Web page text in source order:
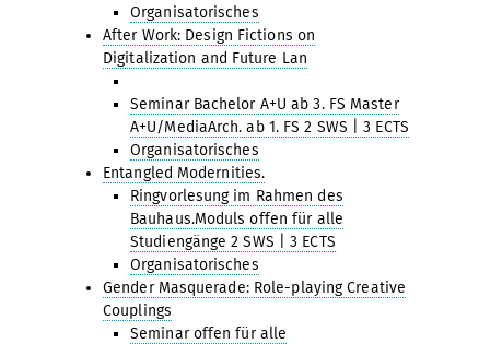
Organisatorisches
After Work: Design Fictions on
Digitalization and Future Lan
Seminar Bachelor A+U ab 3. FS Master
A+U/MediaArch. ab 1. FS 2 SWS | 3 ECTS
Organisatorisches
Entangled Modernities.
Ringvorlesung im Rahmen des
Bauhaus.Moduls offen für alle
Studiengänge 2 SWS | 3 ECTS
Organisatorisches
Gender Masquerade: Role-playing Creative
Couplings
Seminar offen für alle